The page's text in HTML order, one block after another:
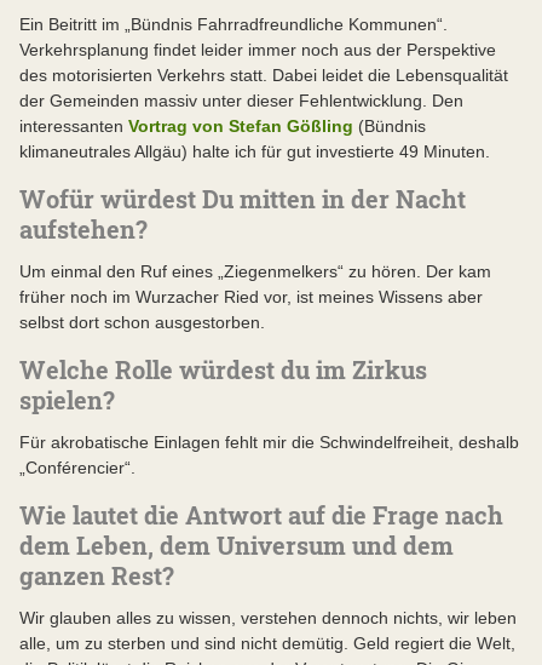
Ein Beitritt im „Bündnis Fahrradfreundliche Kommunen“.
Verkehrsplanung findet leider immer noch aus der Perspektive
des motorisierten Verkehrs statt. Dabei leidet die Lebensqualität
der Gemeinden massiv unter dieser Fehlentwicklung. Den
interessanten Vortrag von Stefan Gößling (Bündnis
klimaneutrales Allgäu) halte ich für gut investierte 49 Minuten.
Wofür würdest Du mitten in der Nacht
aufstehen?
Um einmal den Ruf eines „Ziegenmelkers“ zu hören. Der kam
früher noch im Wurzacher Ried vor, ist meines Wissens aber
selbst dort schon ausgestorben.
Welche Rolle würdest du im Zirkus
spielen?
Für akrobatische Einlagen fehlt mir die Schwindelfreiheit, deshalb
„Conférencier“.
Wie lautet die Antwort auf die Frage nach
dem Leben, dem Universum und dem
ganzen Rest?
Wir glauben alles zu wissen, verstehen dennoch nichts, wir leben
alle, um zu sterben und sind nicht demütig. Geld regiert die Welt,